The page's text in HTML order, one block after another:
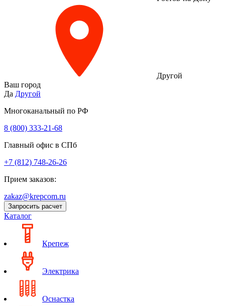
Другой
Ваш город
Да Другой
Многоканальный по РФ
8 (800) 333‑21-68
Главный офис в СПб
+7 (812) 748-26-26
Прием заказов:
zakaz@krepcom.ru
Запросить расчет
Каталог
Крепеж
Электрика
Оснастка